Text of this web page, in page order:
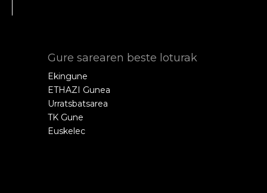
Gure sarearen beste loturak
Ekingune
ETHAZI Gunea
Urratsbatsarea
TK Gune
Euskelec